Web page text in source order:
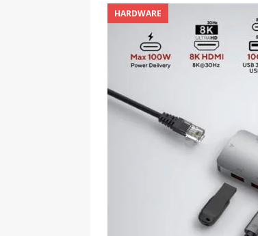
C5100 a 6100
[ 09-05-2025 ]
OSTATNÍ
HARDWARE